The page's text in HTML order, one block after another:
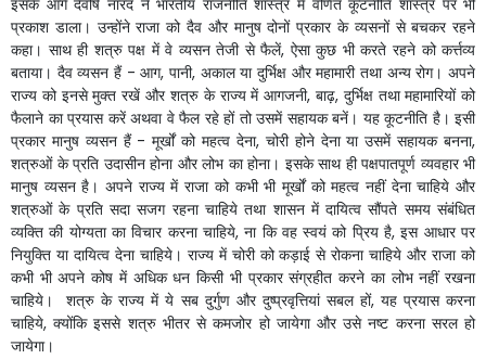
प्रकाश डाला। उन्होंने राजा को दैव और मानुष दोनों प्रकार के व्यसनों से बचकर रहने
कहा। साथ ही शत्रु पक्ष में वे व्यसन तेजी से फैलें, ऐसा कुछ भी करते रहने को कर्त्तव्य
बताया। दैव व्यसन हैं-आग,पानी, अकाल या दुर्भिक्ष और महामारी तथा अन्य रोग। अपने
राज्य को इनसे मुक्त रखें और शत्रु के राज्य में आगजनी, बाढ़, दुर्भिक्ष तथा महामारियों को
फैलाने का प्रयास करें अथवा वे फैल रहे हों तो उसमें सहायक बनें। यह कूटनीति है। इसी
प्रकार मानुष व्यसन हैं-मूर्खों को महत्व देना, चोरी होने देना या उसमें सहायक बनना,
शत्रुओं के प्रति उदासीन होना और लोभ का होना। इसके साथ ही पक्षपातपूर्ण व्यवहार भी
मानुष व्यसन है। अपने राज्य में राजा को कभी भी मूर्खों को महत्व नहीं देना चाहिये और
शत्रुओं के प्रति सदा सजग रहना चाहिये तथा शासन में दायित्व सौंपते समय संबंधित
व्यक्ति की योग्यता का विचार करना चाहिये,ना कि वह स्वयं को प्रिय है,इस आधार पर
नियुक्ति या दायित्व देना चाहिये। राज्य में चोरी को कड़ाई से रोकना चाहिये और राजा को
कभी भी अपने कोष में अधिक धन किसी भी प्रकार संग्रहीत करने का लोभ नहीं रखना
चाहिये।
शत्रु के राज्य में ये सब दुर्गुण और दुष्प्रवृत्तियां सबल हों, यह प्रयास करना
चाहिये,क्योंकि इससे शत्रु भीतर से कमजोर हो जायेगा और उसे नष्ट करना सरल हो
जायेगा।